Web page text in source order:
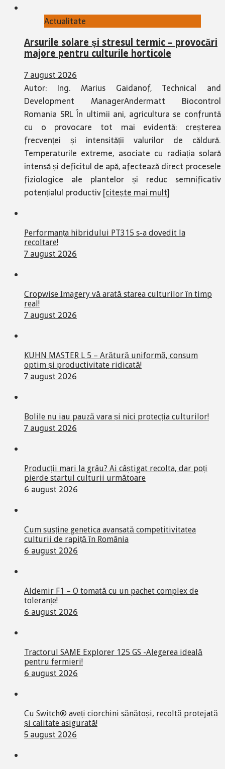
Actualitate
Arsurile solare și stresul termic – provocări
majore pentru culturile horticole
7 august 2026
Autor: Ing. Marius Gaidanof, Technical and
Development ManagerAndermatt Biocontrol
Romania SRL În ultimii ani, agricultura se confruntă
cu o provocare tot mai evidentă: creșterea
frecvenței și intensității valurilor de căldură.
Temperaturile extreme, asociate cu radiația solară
intensă și deficitul de apă, afectează direct procesele
fiziologice ale plantelor și reduc semnificativ
potențialul productiv[citește mai mult]
Performanța hibridului PT315 s-a dovedit la
recoltare!
7 august 2026
Cropwise Imagery vă arată starea culturilor în timp
real!
7 august 2026
KUHN MASTER L 5 – Arătură uniformă, consum
optim și productivitate ridicată!
7 august 2026
Bolile nu iau pauză vara și nici protecția culturilor!
7 august 2026
Producții mari la grâu? Ai câștigat recolta, dar poți
pierde startul culturii următoare
6 august 2026
Cum susține genetica avansată competitivitatea
culturii de rapiță în România
6 august 2026
Aldemir F1 – O tomată cu un pachet complex de
toleranțe!
6 august 2026
Tractorul SAME Explorer 125 GS -Alegerea ideală
pentru fermieri!
6 august 2026
Cu Switch® aveți ciorchini sănătoși, recoltă protejată
și calitate asigurată!
5 august 2026